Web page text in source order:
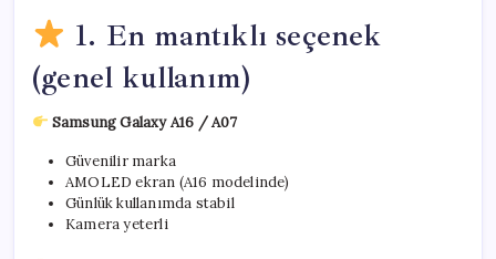
(2026)
için
1. En mantıklı seçenek
(genel kullanım)
Samsung Galaxy A16 / A07
Güvenilir marka
AMOLED ekran (A16 modelinde)
Günlük kullanımda stabil
Kamera yeterli